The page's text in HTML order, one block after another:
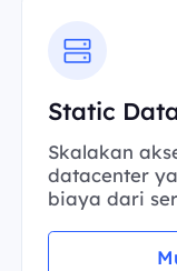
Static
Skalakan
datacenter
biaya dari